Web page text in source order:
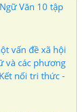
Văn 10 tập
vấn đề xã hội
và các phương
nối tri thức -